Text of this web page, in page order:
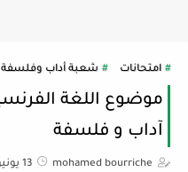
امتحانات شعبة أداب وفلسفة
آداب و فلسفة
mohamed bourriche 13 يونيو 2017